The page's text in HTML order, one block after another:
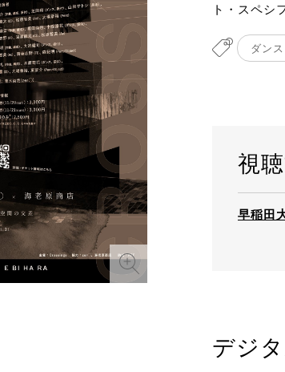
ト・スペシ
ダンス
視
早稲田
デジ